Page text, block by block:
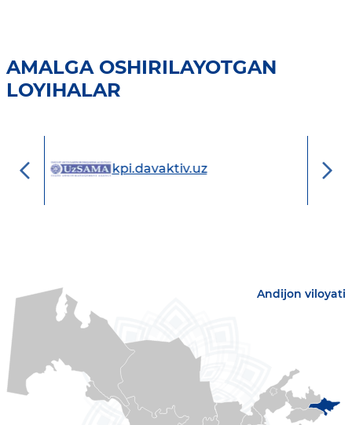
AMALGA OSHIRILAYOTGAN
LOYIHALAR
online-ijara.uz
Andijon viloyati